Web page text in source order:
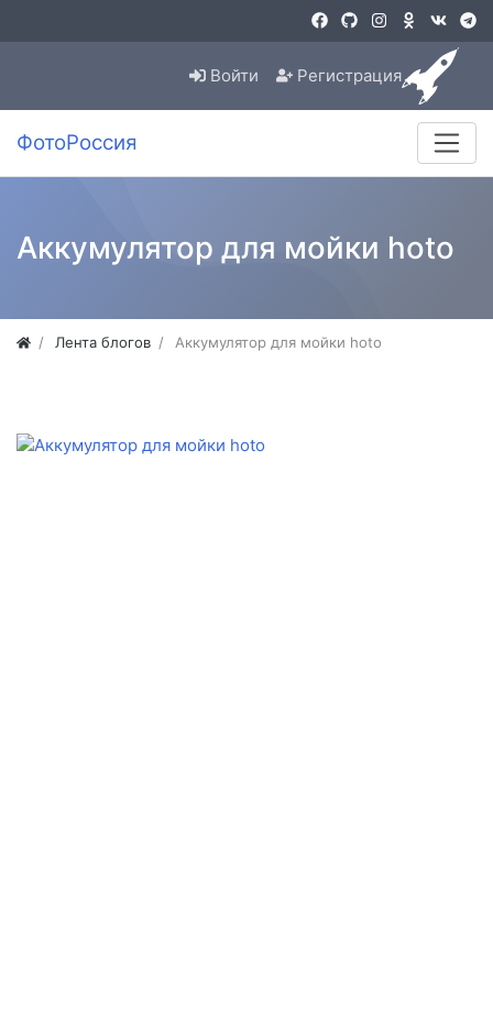
Войти Регистрация
ФотоРоссия
Аккумулятор для мойки hoto
Лента блогов Аккумулятор для мойки hoto